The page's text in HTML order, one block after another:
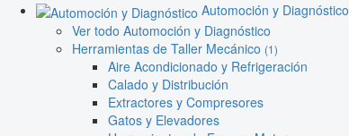
Automoción y Diagnóstico
Ver todo Automoción y Diagnóstico
Herramientas de Taller Mecánico (1)
Aire Acondicionado y Refrigeración
Calado y Distribución
Extractores y Compresores
Gatos y Elevadores